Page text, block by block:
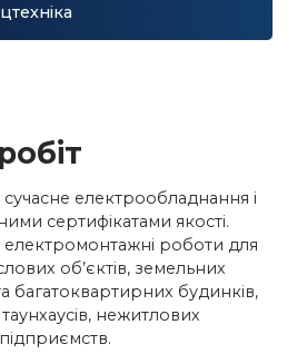
електрообладнання і
сертифікатами якості.
роботи для
об’єктів, земельних
багатоквартирних будинків,
нежитлових